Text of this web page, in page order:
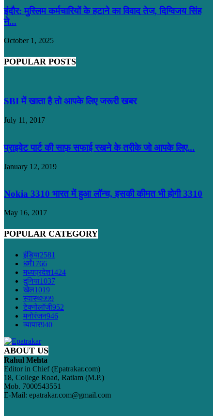
इंदौर: मुस्लिम कर्मचारियों के हटाने का विवाद तेज, दिग्विजय सिंह
ने...
October 1, 2025
POPULAR POSTS
SBI में खाता है तो आपके लिए जरूरी खबर
July 11, 2017
प्राइवेट पार्ट की साफ़ सफाई रखने के तरीके जो आपके लिए...
January 12, 2019
Nokia 3310 भारत में हुआ लॉन्च, इसकी कीमत भी होगी 3310
May 16, 2017
POPULAR CATEGORY
इंडिया2581
धर्मं1766
मध्यप्रदेश1424
दुनिया1037
खेल1019
स्वास्थ999
टेक्नोलॉजी952
मनोरंजन946
व्यापार940
ABOUT US
Rahul Mehta
Editor in Chief (Epatrakar.com)
18, College Road, Ratlam (M.P.)
Mob. 7000543551
E-Mail: epatrakar.com@gmail.com